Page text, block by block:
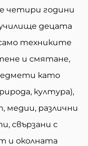
четири години
децата
техниките
и смятане,
като
култура),
медии, различни
свързани с
и околната